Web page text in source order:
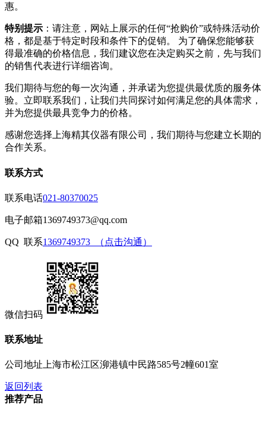
惠。
特别提示 ：请注意，网站上展示的任何“抢购价”或特殊活动价
格，都是基于特定时段和条件下的促销。 为了确保您能够获
得最准确的价格信息，我们建议您在决定购买之前，先与我们
的销售代表进行详细咨询。
我们期待与您的每一次沟通，并承诺为您提供最优质的服务体
验。立即联系我们，让我们共同探讨如何满足您的具体需求，
并为您提供最具竞争力的价格。
感谢您选择上海精其仪器有限公司，我们期待与您建立长期的
合作关系。
联系方式
联系电话021-80370025
电子邮箱1369749373@qq.com
QQ 联系1369749373 （点击沟通）
微信扫码
联系地址
公司地址上海市松江区泖港镇中民路585号2幢601室
返回列表
推荐产品